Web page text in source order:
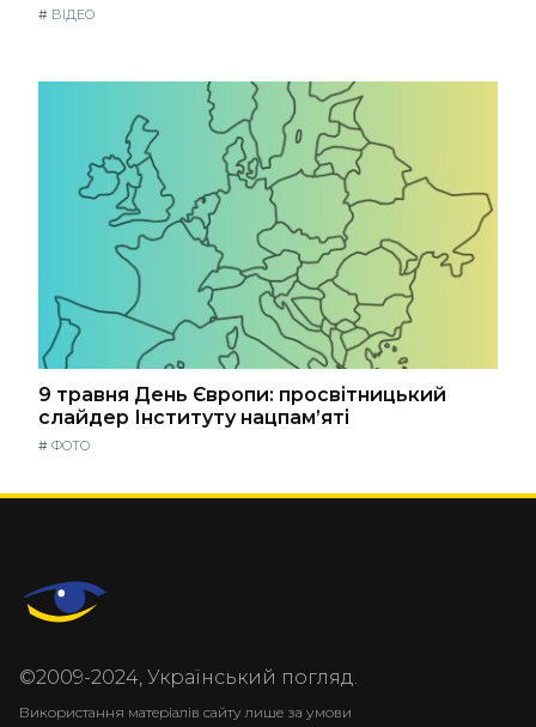
# ВІДЕО
9 травня День Європи: просвітницький
слайдер Інституту нацпам’яті
# ФОТО
©2009-2024, Український погляд.
Використання матеріалів сайту лише за умови